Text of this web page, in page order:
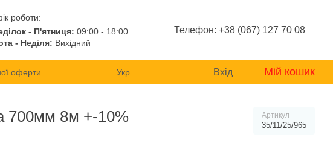
роботи:
- П'ятниця: 09:00 - 18:00
- Неділя: Вихідний
Телефон: +38 (067) 127 70 08
оферти
Укр Вхід Мій кошик
700мм 8м +-10% Артикул
35/11/25/965